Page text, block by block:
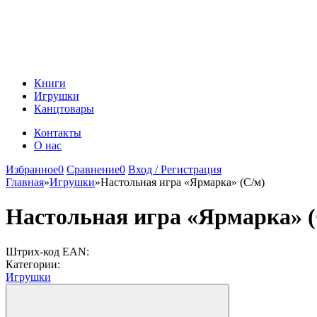
Книги
Игрушки
Канцтовары
Контакты
О нас
Избранное0 Сравнение0 Вход / Регистрация
Главная»Игрушки»Настольная игра «Ярмарка» (С/м)
Настольная игра «Ярмарка»
Штрих-код EAN:
Категории:
Игрушки